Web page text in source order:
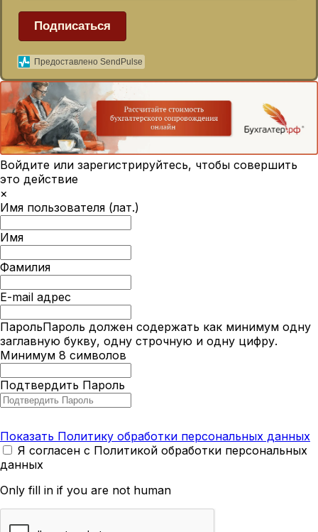
Подписаться
Предоставлено SendPulse
Войдите или зарегистрируйтесь, чтобы совершить
это действие
×
Имя пользователя (лат.)
Имя
Фамилия
E-mail адрес
ПарольПароль должен содержать как минимум одну
заглавную букву, одну строчную и одну цифру.
Минимум 8 символов
Подтвердить Пароль
Показать Политику обработки персональных данных
Я согласен с Политикой обработки персональных
данных
Only fill in if you are not human